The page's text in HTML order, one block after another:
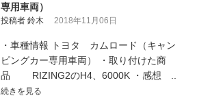
専用車両）
投稿者 鈴木 2018年11月06日
・車種情報 トヨタ カムロード（キャン
ピングカー専用車両） ・取り付けた商
品 RIZING2のH4、6000K ・感想 ..
続きを見る